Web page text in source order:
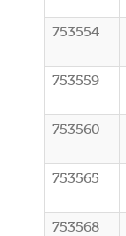
753554
753559
753560
753565
753568